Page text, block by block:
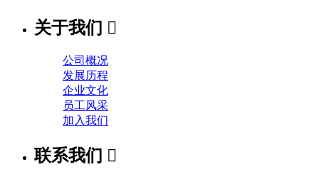
关于我们 
公司概况
发展历程
企业文化
员工风采
加入我们
联系我们 